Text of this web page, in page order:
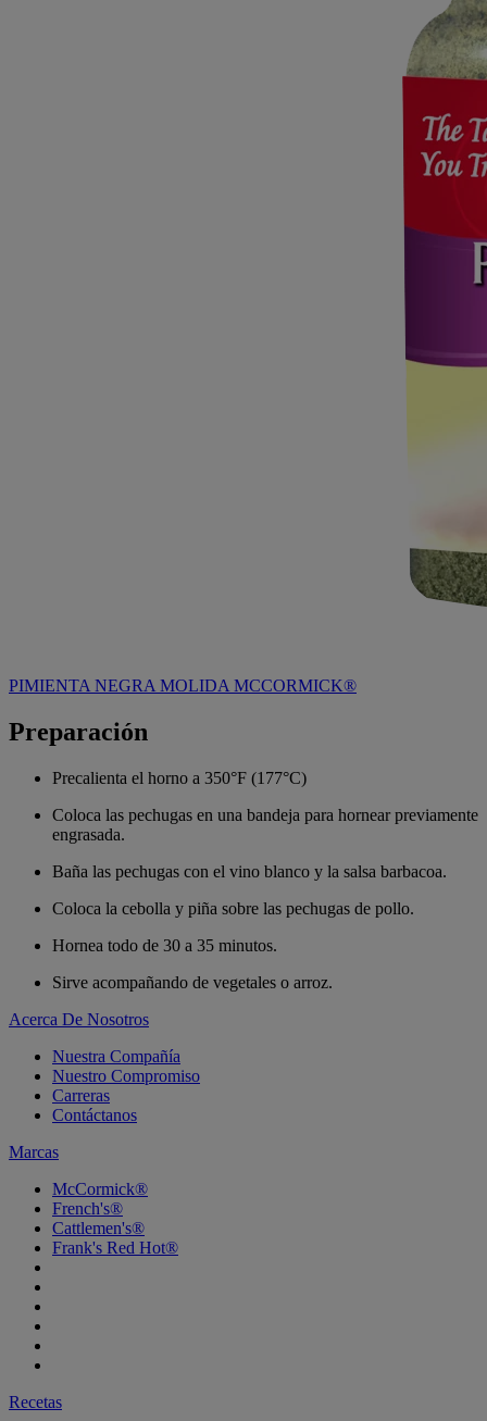
PIMIENTA NEGRA MOLIDA MCCORMICK®
Preparación
Precalienta el horno a 350°F (177°C)
Coloca las pechugas en una bandeja para hornear previamente
engrasada.
Baña las pechugas con el vino blanco y la salsa barbacoa.
Coloca la cebolla y piña sobre las pechugas de pollo.
Hornea todo de 30 a 35 minutos.
Sirve acompañando de vegetales o arroz.
Acerca De Nosotros
Nuestra Compañía
Nuestro Compromiso
Carreras
Contáctanos
Marcas
McCormick®
French's®
Cattlemen's®
Frank's Red Hot®
Recetas